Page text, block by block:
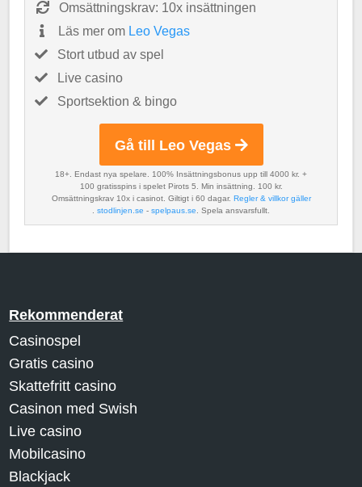
Omsättningskrav: 10x insättningen
Läs mer om Leo Vegas
Stort utbud av spel
Live casino
Sportsektion & bingo
Gå till Leo Vegas
18+. Endast nya spelare. 100% Insättningsbonus upp till 4000 kr. +
100 gratisspins i spelet Pirots 5. Min insättning. 100 kr.
Omsättningskrav 10x i casinot. Giltigt i 60 dagar. Regler & villkor gäller
stodlinjen.se - spelpaus.se . Spela ansvarsfullt.
Rekommenderat
Casinospel
Gratis casino
Skattefritt casino
Casinon med Swish
Live casino
Mobilcasino
Blackjack